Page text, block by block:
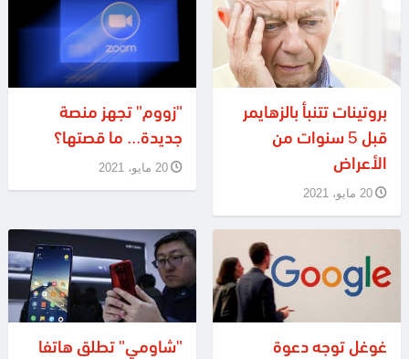
بروتينات تتنبأ بالزهايمر
قبل 5 سنوات من
الأعراض
20 مايو، 2021
"زووم" تجهز منصة
جديدة... ما قصتها؟
20 مايو، 2021
غوغل توجه دعوة
"شاومي" تطلق هاتفا